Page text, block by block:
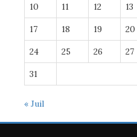
10 11 12 13
17 18 19 20
24 25 26 27
31
« Juil